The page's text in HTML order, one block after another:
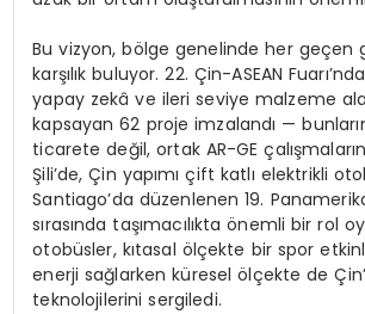
Bu vizyon, bölge genelinde her geçen
karşılık buluyor. 22. Çin-ASEAN
yapay zekâ ve ileri seviye malzeme
kapsayan 62 proje imzalandı —
ticarete değil, ortak AR-GE
Şili’de, Çin yapımı çift katlı elektrikli
Santiago’da düzenlenen 19.
sırasında taşımacılıkta önemli bir rol
otobüsler, kıtasal ölçekte bir spor
enerji sağlarken küresel ölçekte de
teknolojilerini sergiledi.